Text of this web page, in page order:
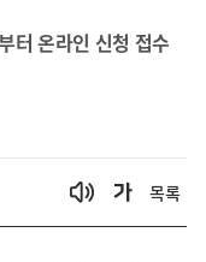
터 온라인 신청 접수
목록